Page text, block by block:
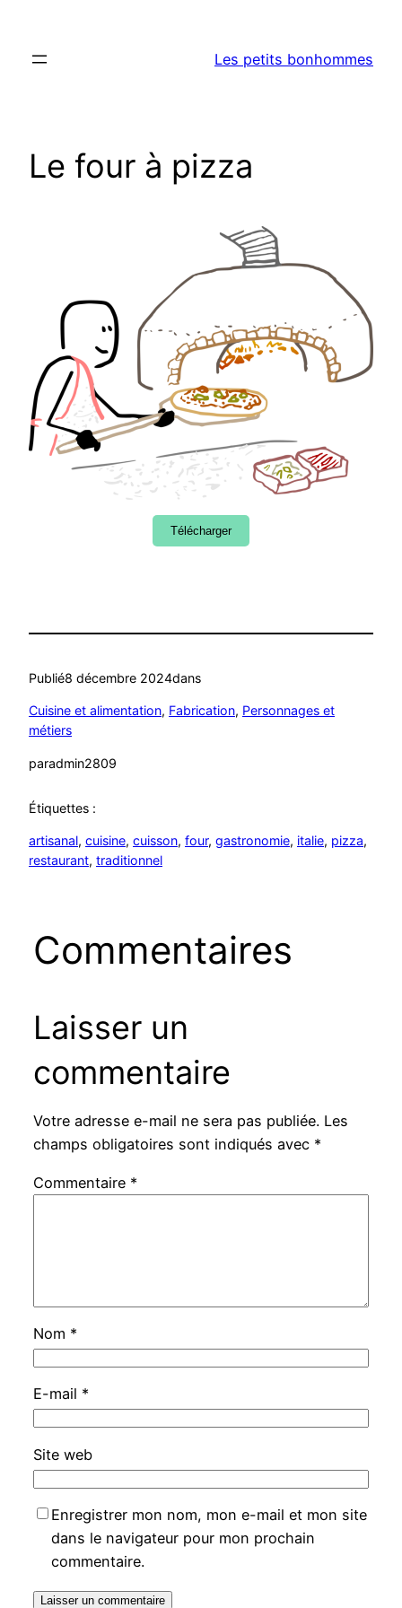
contenu
Les petits bonhommes
Le four à pizza
Télécharger
Publié8 décembre 2024dans
Cuisine et alimentation, Fabrication, Personnages et
métiers
paradmin2809
Étiquettes :
artisanal, cuisine, cuisson, four, gastronomie, italie, pizza
restaurant, traditionnel
Commentaires
Laisser un
commentaire
Votre adresse e-mail ne sera pas publiée. Les
champs obligatoires sont indiqués avec *
Commentaire *
Nom *
E-mail *
Site web
Enregistrer mon nom, mon e-mail et mon site
dans le navigateur pour mon prochain
commentaire.